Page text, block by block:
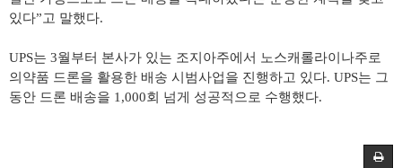
있다”고 말했다.
UPS는 3월부터 본사가 있는 조지아주에서 노스캐롤라이나주로
의약품 드론을 활용한 배송 시범사업을 진행하고 있다. UPS는 그
동안 드론 배송을 1,000회 넘게 성공적으로 수행했다.